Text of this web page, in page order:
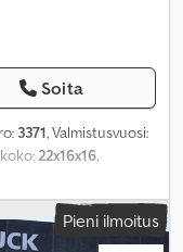
Soita
3371, Valmistusvuosi:
22x16x16,
Pieni ilmoitus